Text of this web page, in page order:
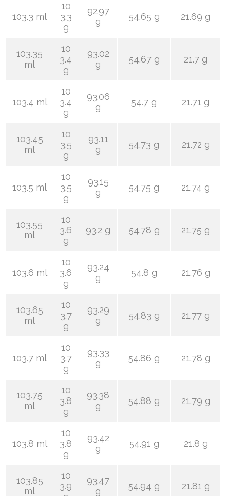
103.3 ml
10
3.3
g
92.97
g
54.65 g 21.69 g
103.35
ml
10
3.4
g
93.02
g
54.67 g 21.7 g
103.4 ml
10
3.4
g
93.06
g
54.7 g 21.71 g
103.45
ml
10
3.5
g
93.11
g
54.73 g 21.72 g
103.5 ml
10
3.5
g
93.15
g
54.75 g 21.74 g
103.55
ml
10
3.6
g
93.2 g 54.78 g 21.75 g
103.6 ml
10
3.6
g
93.24
g
54.8 g 21.76 g
103.65
ml
10
3.7
g
93.29
g
54.83 g 21.77 g
103.7 ml
10
3.7
g
93.33
g
54.86 g 21.78 g
103.75
ml
10
3.8
g
93.38
g
54.88 g 21.79 g
103.8 ml
10
3.8
g
93.42
g
54.91 g 21.8 g
103.85
ml
10
3.9
93.47
g
54.94 g 21.81 g